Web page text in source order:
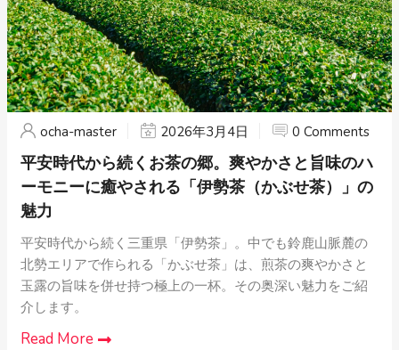
ocha-master 2026年3月4日 0 Comments
平安時代から続くお茶の郷。爽やかさと旨味のハ
ーモニーに癒やされる「伊勢茶（かぶせ茶）」の
魅力
平安時代から続く三重県「伊勢茶」。中でも鈴鹿山脈麓の
北勢エリアで作られる「かぶせ茶」は、煎茶の爽やかさと
玉露の旨味を併せ持つ極上の一杯。その奥深い魅力をご紹
介します。
Read More